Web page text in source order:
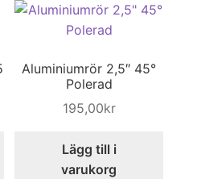
Aluminiumrör 2,5″ 45°
Polerad
195,00kr
Lägg till i
varukorg